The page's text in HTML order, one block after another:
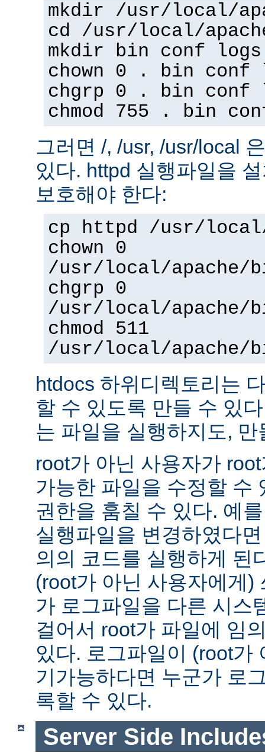
mkdir /usr/local/
cd /usr/local/
mkdir bin conf logs
chown 0 . bin conf
chgrp 0 . bin conf
chmod 755 . bin
그러면 /, /usr, /usr/local
있다. httpd 실행파일을
보호해야 한다:
cp httpd /usr/
chown 0
/usr/local/apache/
chgrp 0
/usr/local/apache/
chmod 511
/usr/local/apache/
htdocs 하위디렉토리는
할 수 있도록 만들 수 있
는 파일을 실행하지도,
root가 아닌 사용자가
가능한 파일을 수정할 수
권한을 훔칠 수 있다. 예
실행파일을 변경하였다
의의 코드를 실행하게 된
(root가 아닌 사용자에게)
가 로그파일을 다른 시스
걸어서 root가 파일에 임
있다. 로그파일이 (root가
기가능하다면 누군가 로
록할 수 있다.
Server Side